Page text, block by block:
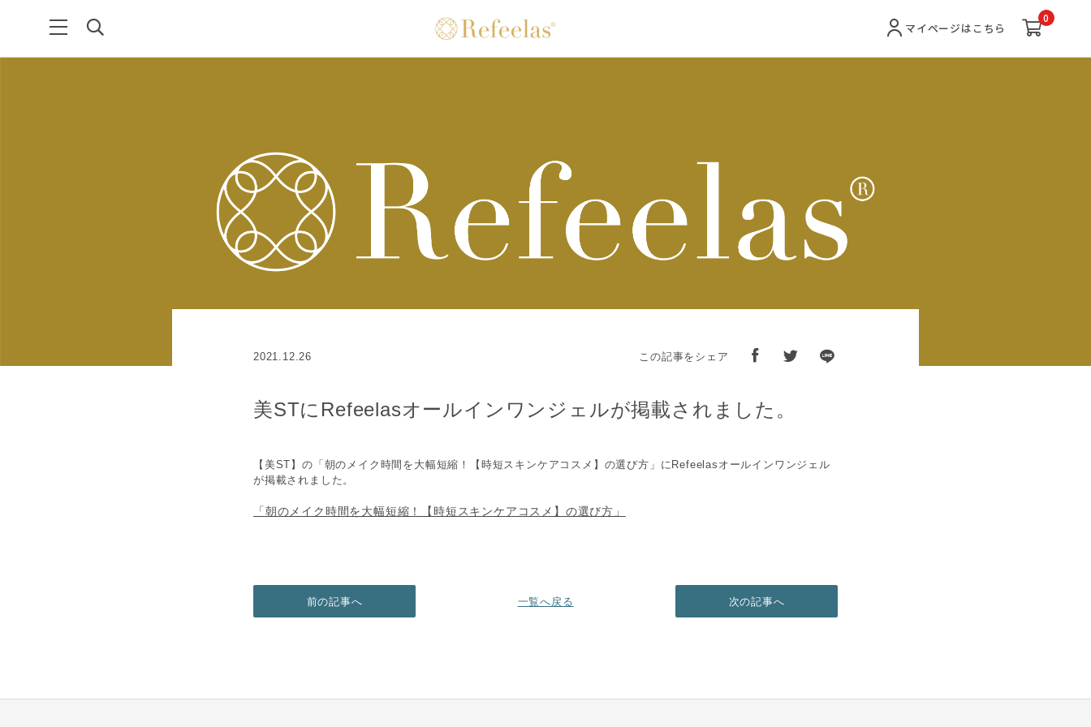
マイページはこちら
0
2021.12.26 この記事をシェア
美STにRefeelasオールインワンジェルが掲載されました。
【美ST】の「朝のメイク時間を大幅短縮！【時短スキンケアコスメ】の選び方」にRefeelasオールインワンジェル
が掲載されました。
「朝のメイク時間を大幅短縮！【時短スキンケアコスメ】の選び方」
前の記事へ 一覧へ戻る 次の記事へ